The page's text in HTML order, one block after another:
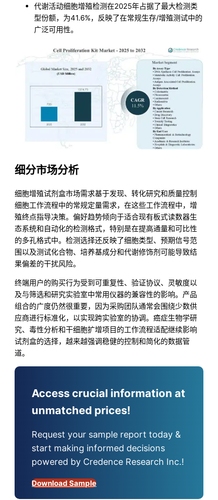
代谢活动细胞增殖检测在2025年占据了最大检测类
型份额，为41.6%，反映了在常规生存/增殖测试中的
广泛可用性。
细分市场分析
细胞增殖试剂盒市场需求基于发现、转化研究和质量控制
细胞工作流程中的常规定量需求，在这些工作流程中，增
殖终点指导决策。偏好趋势倾向于适合现有板式读数器生
态系统和自动化的检测格式，特别是在提高通量和可比性
的多孔格式中。检测选择还反映了细胞类型、预期信号范
围以及测试化合物、培养基成分和代谢修饰剂可能导致结
果偏差的干扰风险。
终端用户的购买行为受到可重复性、验证协议、灵敏度以
及与筛选和研究实验室中常用仪器的兼容性的影响。产品
组合的广度仍然很重要，因为采购团队通常会围绕少数供
应商进行标准化，以实现跨实验室的协调。癌症生物学研
究、毒性分析和干细胞扩增项目的工作流程适配继续影响
试剂盒的选择，越来越强调稳健的控制和简化的数据管
道。
Access crucial information at
unmatched prices!
Request your sample report today &
start making informed decisions
powered by Credence Research Inc.!
Download Sample